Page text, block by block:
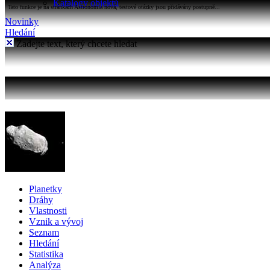
Katalogy objektů
Tato funkce je na stránkách Astronomia nová, testové otázky jsou přidávány postupně...
Novinky
Hledání
Zadejte text, který chcete hledat
Planetky
Dráhy
Vlastnosti
Vznik a vývoj
Seznam
Hledání
Statistika
Analýza